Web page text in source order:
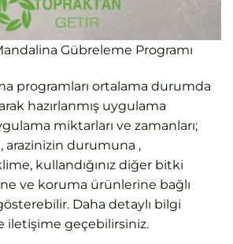
Gübreleme Programı
programları ortalama durumda
hazırlanmış uygulama
miktarları ve zamanları;
arazinizin durumuna ,
kullandığınız diğer bitki
ve koruma ürünlerine bağlı
Daha detaylı bilgi
iletişime geçebilirsiniz.